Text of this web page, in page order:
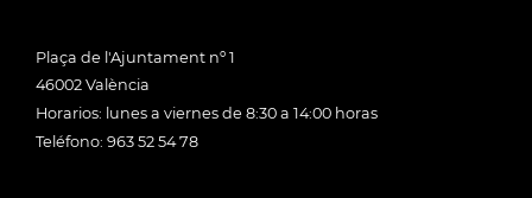
Plaça de l'Ajuntament nº 1
46002 València
Horarios: lunes a viernes de 8:30 a 14:00 horas
Teléfono: 963 52 54 78